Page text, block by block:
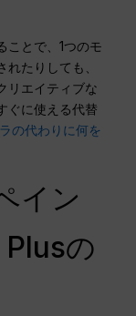
ことで、1つのモ
たりしても、
リエイティブな
ぐに使える代替
の代わりに何を
イン
の